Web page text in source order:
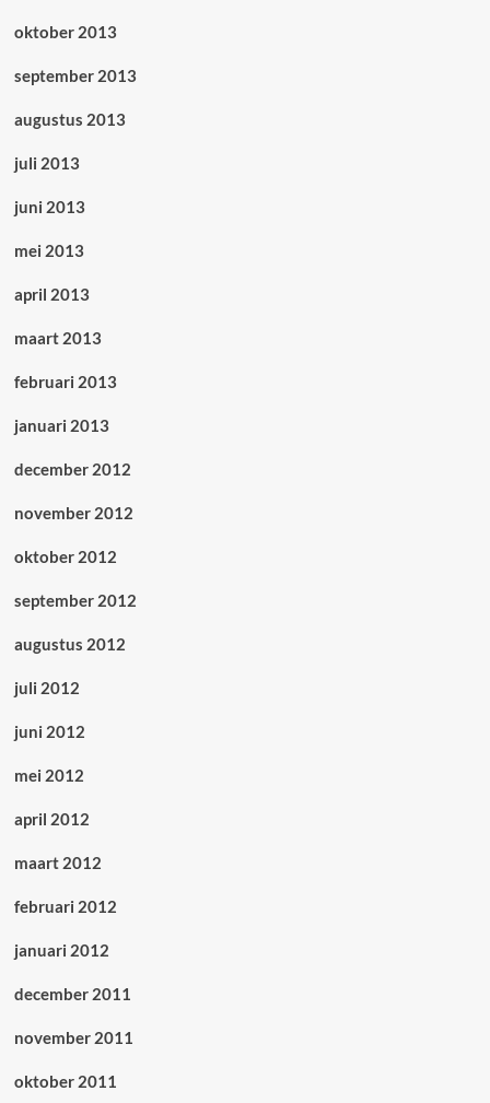
oktober 2013
september 2013
augustus 2013
juli 2013
juni 2013
mei 2013
april 2013
maart 2013
februari 2013
januari 2013
december 2012
november 2012
oktober 2012
september 2012
augustus 2012
juli 2012
juni 2012
mei 2012
april 2012
maart 2012
februari 2012
januari 2012
december 2011
november 2011
oktober 2011